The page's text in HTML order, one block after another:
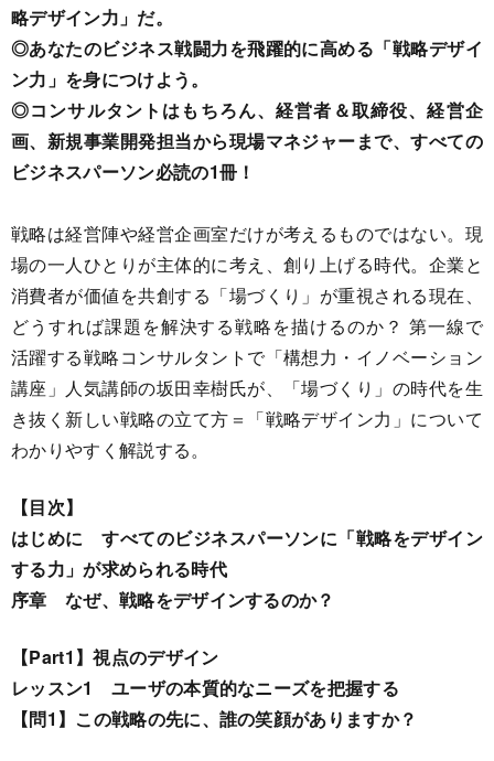
略デザイン力」だ。
◎あなたのビジネス戦闘力を飛躍的に高める「戦略デザイ
ン力」を身につけよう。
◎コンサルタントはもちろん、経営者＆取締役、経営企
画、新規事業開発担当から現場マネジャーまで、すべての
ビジネスパーソン必読の1冊！
戦略は経営陣や経営企画室だけが考えるものではない。現
場の一人ひとりが主体的に考え、創り上げる時代。企業と
消費者が価値を共創する「場づくり」が重視される現在、
どうすれば課題を解決する戦略を描けるのか？ 第一線で
活躍する戦略コンサルタントで「構想力・イノベーション
講座」人気講師の坂田幸樹氏が、「場づくり」の時代を生
き抜く新しい戦略の立て方＝「戦略デザイン力」について
わかりやすく解説する。
【目次】
はじめに すべてのビジネスパーソンに「戦略をデザイン
する力」が求められる時代
序章 なぜ、戦略をデザインするのか？
【Part1】視点のデザイン
レッスン1 ユーザの本質的なニーズを把握する
【問1】この戦略の先に、誰の笑顔がありますか？